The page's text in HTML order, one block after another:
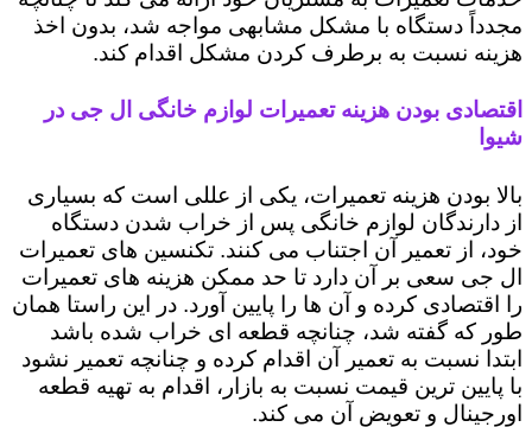
مجدداً دستگاه با مشکل مشابهی مواجه شد، بدون اخذ
هزینه نسبت به برطرف کردن مشکل اقدام کند.
اقتصادی بودن هزینه تعمیرات لوازم خانگی ال جی در
شیوا
بالا بودن هزینه تعمیرات، یکی از عللی است که بسیاری
از دارندگان لوازم خانگی پس از خراب شدن دستگاه
خود، از تعمیر آن اجتناب می کنند. تکنسین های تعمیرات
ال جی سعی بر آن دارد تا حد ممکن هزینه های تعمیرات
را اقتصادی کرده و آن ها را پایین آورد. در این راستا همان
طور که گفته شد، چنانچه قطعه ای خراب شده باشد
ابتدا نسبت به تعمیر آن اقدام کرده و چنانچه تعمیر نشود
با پایین ترین قیمت نسبت به بازار، اقدام به تهیه قطعه
اورجینال و تعویض آن می کند.